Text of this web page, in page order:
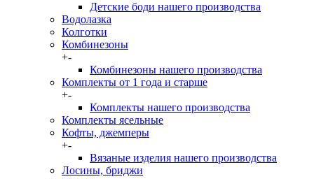
Детские боди нашего производства
Водолазка
Колготки
Комбинезоны
+-
Комбинезоны нашего производства
Комплекты от 1 года и старше
+-
Комплекты нашего производства
Комплекты ясельные
Кофты, джемперы
+-
Вязаные изделия нашего производства
Лосины, бриджи